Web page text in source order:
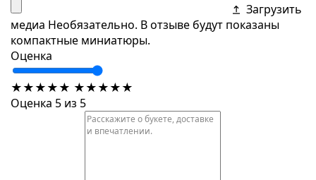
Загрузить
медиа Необязательно. В отзыве будут показаны
компактные миниатюры.
Оценка
★★★★★ ★★★★★
Оценка 5 из 5